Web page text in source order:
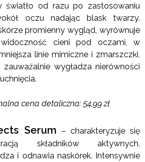
światło od razu po zastosowaniu
oczu nadając blask twarzy.
promienny wygląd, wyrównuje
cieni pod oczami, w
linie mimiczne i zmarszczki,
zauważalnie wygładza nierówności
cena detaliczna: 54,99 zł
Serum – charakteryzuje się
składników aktywnych.
i odnawia naskórek. Intensywnie